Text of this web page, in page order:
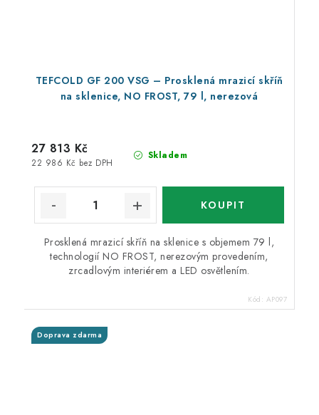
TEFCOLD GF 200 VSG – Prosklená mrazicí skříň
na sklenice, NO FROST, 79 l, nerezová
Skladem
22 986 Kč bez DPH
27 813 Kč
Prosklená mrazicí skříň na sklenice s objemem 79 l,
technologií NO FROST, nerezovým provedením,
zrcadlovým interiérem a LED osvětlením.
Kód: AP097
Doprava zdarma